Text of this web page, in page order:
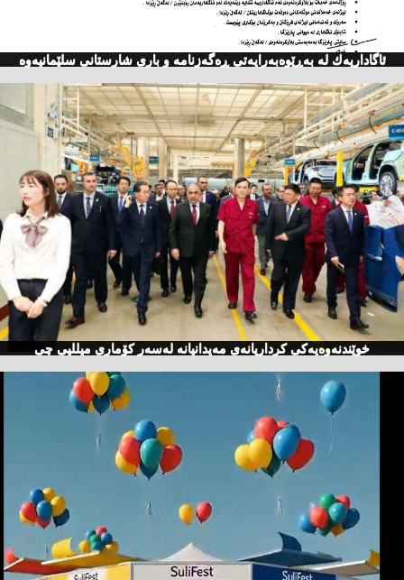
ئاگاداریه‌ك له‌ به‌ڕێوه‌به‌رایه‌تی ڕه‌گه‌زنامه‌ و باری شارستانی سلێمانیه‌وه‌
خوێندنەوەیەكی كرداریانەی مەیدانیانە لەسەر كۆماری میللیی چی